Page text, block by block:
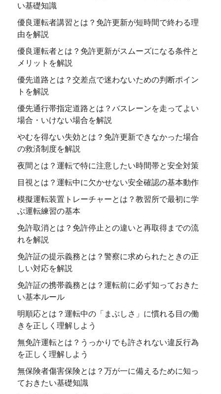
い基礎知識
優良運転者講習とは？免許更新が短時間で終わる理
由を解説
優良運転者とは？免許更新がスムーズになる条件と
メリットを解説
優先道路とは？交差点で迷わないための判断ポイン
トを解説
優先通行帯指定道路とは？バスレーンを走ってよい
場合・いけない場合を解説
やむを得ない失効とは？免許更新できなかった場合
の救済制度を解説
夜間とは？運転で特に注意したい時間帯と安全対策
目視とは？運転中に欠かせない安全確認の基本動作
模擬運転装置トレーチャーとは？教習所で最初に学
ぶ運転練習の基本
免許取消とは？免許停止との違いと再取得までの流
れを解説
免許証の提示義務とは？警察に求められたときの正
しい対応を解説
免許証の携帯義務とは？運転前に必ず知っておきた
い基本ルール
明順応とは？運転中の「まぶしさ」に慣れる目の働
きを正しく理解しよう
無免許運転とは？うっかりでも許されない違反行為
を正しく理解しよう
無保険者傷害保険とは？万が一に備えるために知っ
ておきたい基礎知識